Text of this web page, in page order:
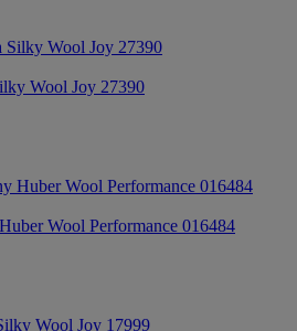
Wool Joy 27390
Wool Performance 016484